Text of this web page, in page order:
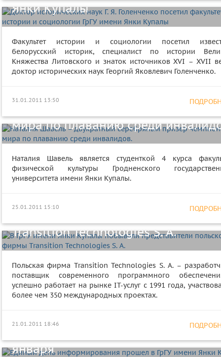
Янки Купалы
Факультет истории и социологии посетил
белорусский историк, специалист по истории
Княжества Литовского и знаток источников XVI – XVII
доктор исторических наук Георгий Яковлевич Голенченко.
31.01.2011 13:50
серебряный призер чемпионата
мира по плаванию среди
Наталия Шавель является студенткой 4 курса
физической культуры Гродненского
университета имени Янки Купалы.
25.01.2011 15:10
представители польской фирмы
Transition Technologies S. A.
Польская фирма Transition Technologies S. A. –
поставщик современного программного
успешно работает на рынке IТ-услуг с 1991 года,
более чем 350 международных проектах.
21.01.2011 18:46
прошел в ГрГУ имени Янки Купалы
января